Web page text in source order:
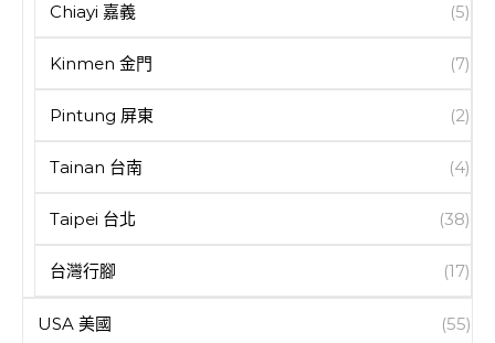
Chiayi 嘉義 (5)
Kinmen 金門 (7)
Pintung 屏東 (2)
Tainan 台南 (4)
Taipei 台北 (38)
台灣行腳 (17)
USA 美國 (55)